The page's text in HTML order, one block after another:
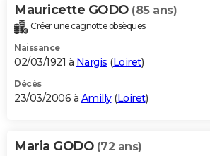
Mauricette GODO (85 ans)
Créer une cagnotte obsèques
Naissance
02/03/1921 à Nargis (Loiret)
Décès
23/03/2006 à Amilly(Loiret)
Maria GODO (72 ans)